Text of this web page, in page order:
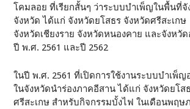
โคมลอย ที่เรียกสั้นๆ ว่าระบบบำเพ็ญในพื้นที่จั
จังหวัด ได้แก่ จังหวัดยโสธร จังหวัดศรีสะเกษ
จังหวัดเชียงราย จังหวัดหนองคาย และจังหวั
ปี พ.ศ. 2561 และปี 2562
ในปี พ.ศ. 2561 ที่เปิดการใช้งานระบบบำเพ็ญ
ในจังหวัดนำร่องภาคอีสาน ได้แก่ จังหวัดยโส
ศรีสะเกษ สำหรับกิจกรรมบั้งไฟ ในเดือนพฤษ